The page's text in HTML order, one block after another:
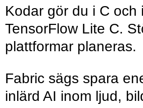
Kodar gör du i C och
TensorFlow Lite C.
plattformar planeras.
Fabric sägs spara
inlärd AI inom ljud,